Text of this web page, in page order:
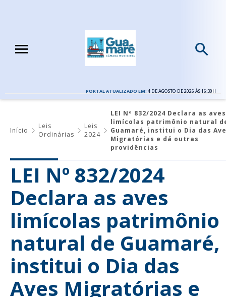
PORTAL ATUALIZADO EM: 4 DE AGOSTO DE 2026 ÀS 16:30H
Início
Leis
Ordinárias
Leis
2024
LEI Nº 832/2024 Declara as aves
limícolas patrimônio natural
Guamaré, institui o Dia das
Migratórias e dá outras
providências
LEI Nº 832/2024
Declara as aves
limícolas patrimônio
natural de Guamaré,
institui o Dia das
Aves Migratórias e